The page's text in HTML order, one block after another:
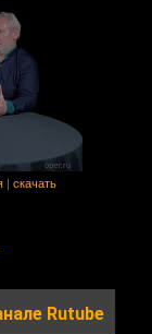
скачать
Rutube